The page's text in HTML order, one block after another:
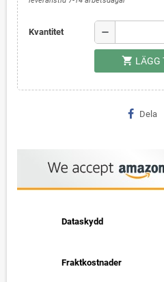
Kvantitet remove
shopping_cart LÄGG
Dela
Dataskydd
Fraktkostnader